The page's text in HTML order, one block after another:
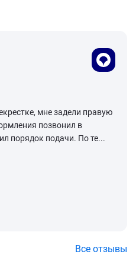
мне задели правую
позвонил в
порядок подачи. По те...
Все отзывы